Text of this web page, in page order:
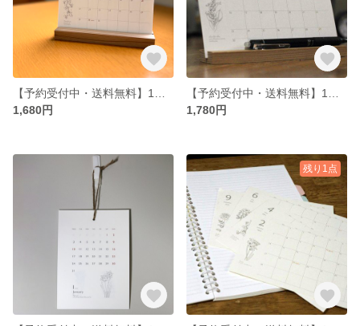
1,680円
1,780円
残り1点